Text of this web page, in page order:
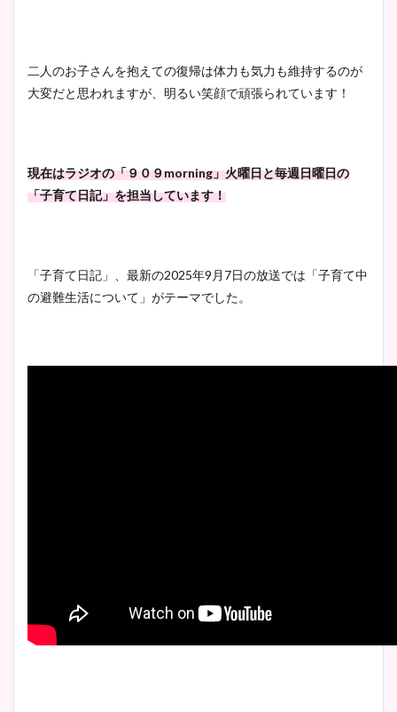
二人のお子さんを抱えての復帰は体力も気力も維持するのが
大変だと思われますが、明るい笑顔で頑張られています！
現在はラジオの「９０９morning」火曜日と毎週日曜日の
「子育て日記」を担当しています！
「子育て日記」、最新の2025年9月7日の放送では「子育て中
の避難生活について」がテーマでした。